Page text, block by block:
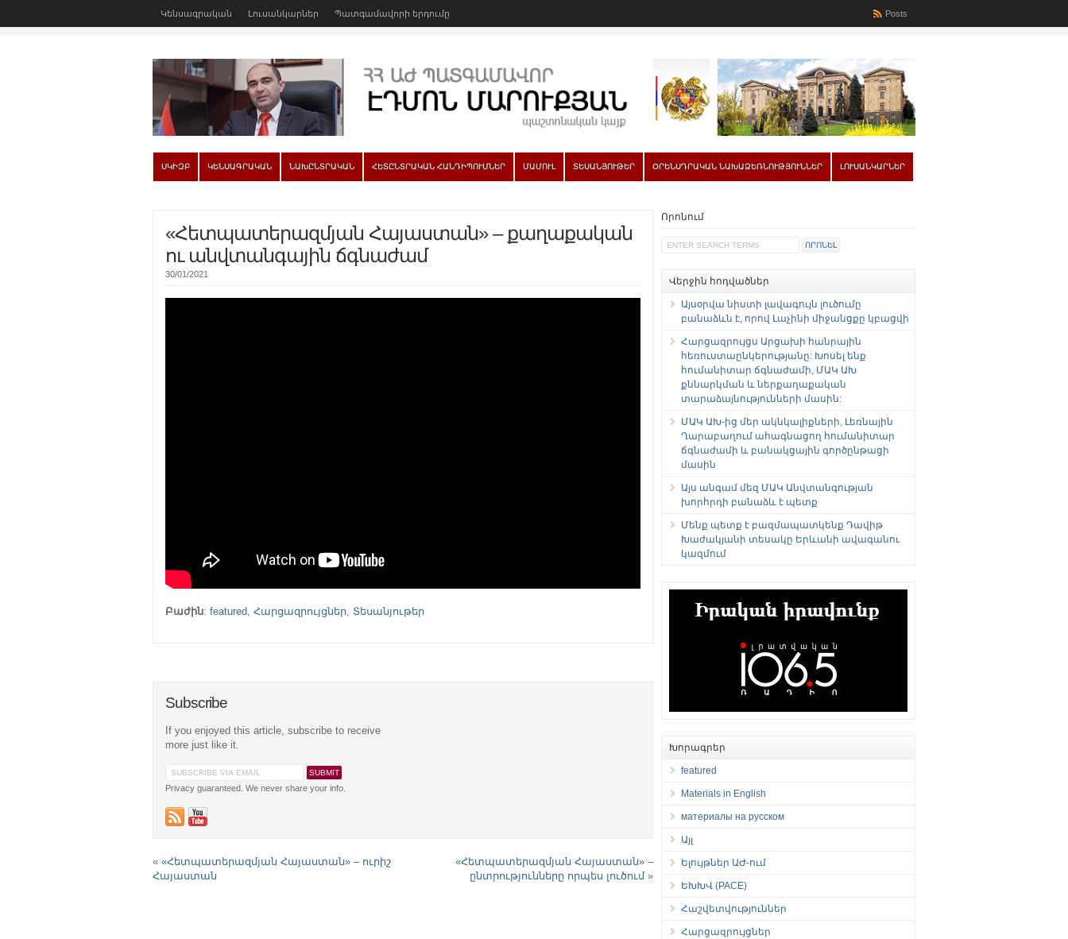
Կենսագրական Լուսանկարներ Պատգամավորի երդումը Posts
ՍԿԻԶԲ ԿԵՆՍԱԳՐԱԿԱՆ ՆԱԽԸՆՏՐԱԿԱՆ ՀԵՏԸՆՏՐԱԿԱՆ ՀԱՆԴԻՊՈՒՄՆԵՐ ՄԱՄՈՒԼ ՏԵՍԱՆՅՈՒԹԵՐ ՕՐԵՆՍԴՐԱԿԱՆ ՆԱԽԱՁԵՌՆՈՒԹՅՈՒՆՆԵՐ ԼՈՒՍԱՆԿԱՐՆԵՐ
«Հետպատերազմյան Հայաստան» – քաղաքական
ու անվտանգային ճգնաժամ
30/01/2021
Բաժին: featured, Հարցազրույցներ, Տեսանյութեր
Subscribe
If you enjoyed this article, subscribe to receive
more just like it.
Privacy guaranteed. We never share your info.
« «Հետպատերազմյան Հայաստան» – ուրիշ
Հայաստան
«Հետպատերազմյան Հայաստան» –
ընտրությունները որպես լուծում»
Որոնում
Վերջին հոդվածներ
Այսօրվա նիստի լավագույն լուծումը
բանաձևն է, որով Լաչինի միջանցքը կբացվի
Հարցազրույցս Արցախի հանրային
հեռուստաընկերությանը: Խոսել ենք
հումանիտար ճգնաժամի, ՄԱԿ ԱԽ
քննարկման և ներքաղաքական
տարաձայնությունների մասին:
ՄԱԿ ԱԽ-ից մեր ակնկալիքների, Լեռնային
Ղարաբաղում ահագնացող հումանիտար
ճգնաժամի և բանակցային գործընթացի
մասին
Այս անգամ մեզ ՄԱԿ Անվտանգության
խորհրդի բանաձև է պետք
Մենք պետք է բազմապատկենք Դավիթ
Խաժակյանի տեսակը Երևանի ավագանու
կազմում
Խորագրեր
featured
Materials in English
материалы на русском
Այլ
Ելույթներ ԱԺ-ում
ԵԽԽՎ (PACE)
Հաշվետվություններ
Հարցազրույցներ